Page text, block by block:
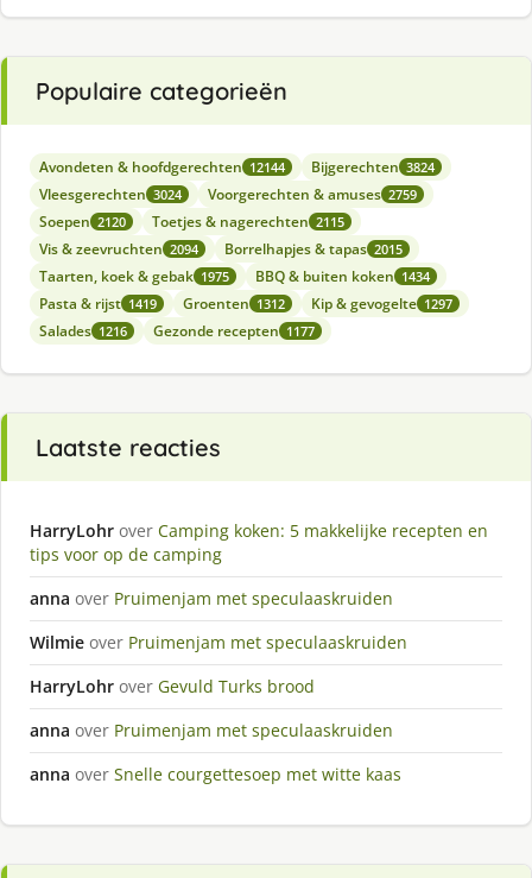
Populaire categorieën
Avondeten & hoofdgerechten 12144 Bijgerechten 3824
Vleesgerechten 3024 Voorgerechten & amuses 2759
Soepen 2120 Toetjes & nagerechten 2115
Vis & zeevruchten 2094 Borrelhapjes & tapas 2015
Taarten, koek & gebak 1975 BBQ & buiten koken 1434
Pasta & rijst 1419 Groenten 1312 Kip & gevogelte 1297
Salades 1216 Gezonde recepten 1177
Laatste reacties
HarryLohr over Camping koken: 5 makkelijke recepten en
tips voor op de camping
anna over Pruimenjam met speculaaskruiden
Wilmie over Pruimenjam met speculaaskruiden
HarryLohr over Gevuld Turks brood
anna over Pruimenjam met speculaaskruiden
anna over Snelle courgettesoep met witte kaas